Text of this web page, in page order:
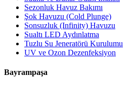
Sezonluk Havuz Bakımı
Şok Havuzu (Cold Plunge)
Sonsuzluk (Infinity) Havuzu
Sualtı LED Aydınlatma
Tuzlu Su Jeneratörü Kurulumu
UV ve Ozon Dezenfeksiyon
Bayrampaşa